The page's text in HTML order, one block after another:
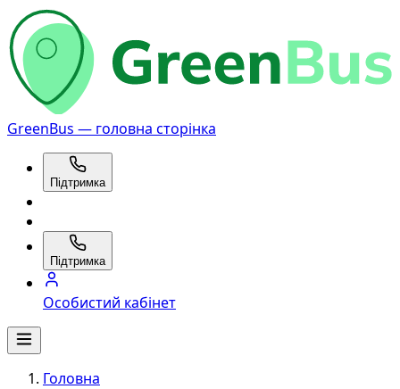
GreenBus — головна сторінка
Підтримка
Підтримка
Особистий кабінет
Головна